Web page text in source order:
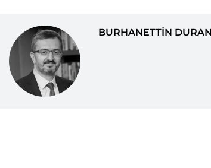
BURHANETTİN DURAN